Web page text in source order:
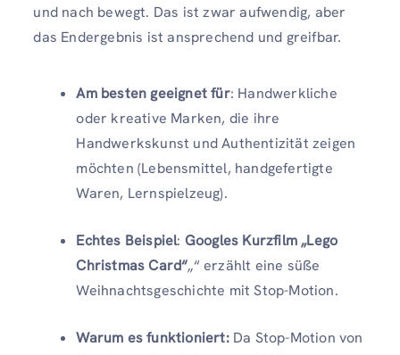
und nach bewegt. Das ist zwar aufwendig, aber
das Endergebnis ist ansprechend und greifbar.
Am besten geeignet für: Handwerkliche
oder kreative Marken, die ihre
Handwerkskunst und Authentizität zeigen
möchten (Lebensmittel, handgefertigte
Waren, Lernspielzeug).
Echtes Beispiel: Googles Kurzfilm „Lego
Christmas Card“„“ erzählt eine süße
Weihnachtsgeschichte mit Stop-Motion.
Warum es funktioniert: Da Stop-Motion von